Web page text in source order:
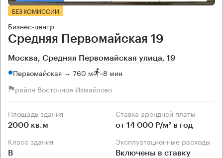
БЕЗ КОМИССИИ
Бизнес-центр
Средняя Первомайская 19
Москва, Средняя Первомайская улица, 19
Первомайская → 760 м ~8 мин
район Восточное Измайлово
Площадь здания
2000 кв.м
Ставка арендной платы
от 14 000 Р/м² в год
Класс здания
B
Эксплуатационные расходы
Включены в ставку